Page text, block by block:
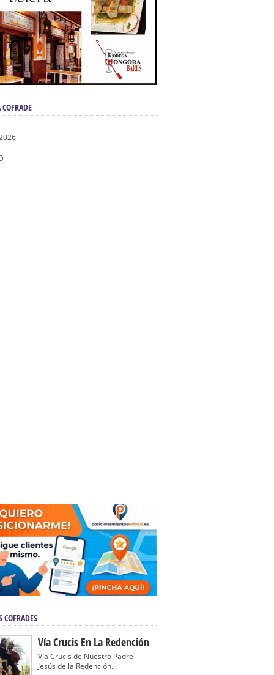
COFRADES
Vía Crucis En La Redención
Vía Crucis de Nuestro Padre
Jesús de la Redención...